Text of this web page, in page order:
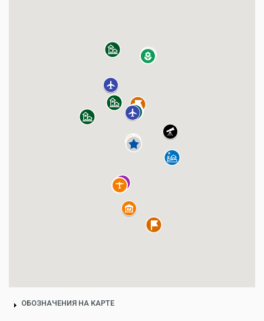
ОБОЗНАЧЕНИЯ НА КАРТЕ